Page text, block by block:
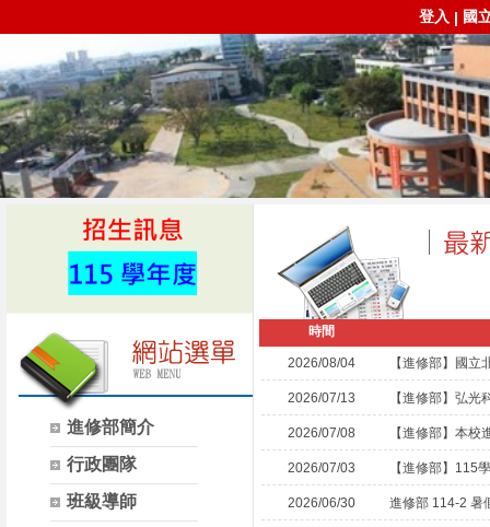
登入 | 國
進修部簡介
行政團隊
班級導師
時間
2026/08/04 【進修部】國
2026/07/13 【進修部】弘
2026/07/08 【進修部】本
2026/07/03 【進修部】115
2026/06/30 進修部 114-2 暑